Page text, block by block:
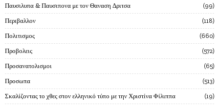
Παυσιλυπα & Παυσιπονα με τον Θαναση Δριτσα 99
Περιβαλλον 118
Πολιτισμος 660
Προβολεις 572
Προσανατολισμοι 65
Προσωπα 513
Σκαλίζοντας το χθες στον ελληνικό τύπο με την Χριστίνα Φίλιππα 19